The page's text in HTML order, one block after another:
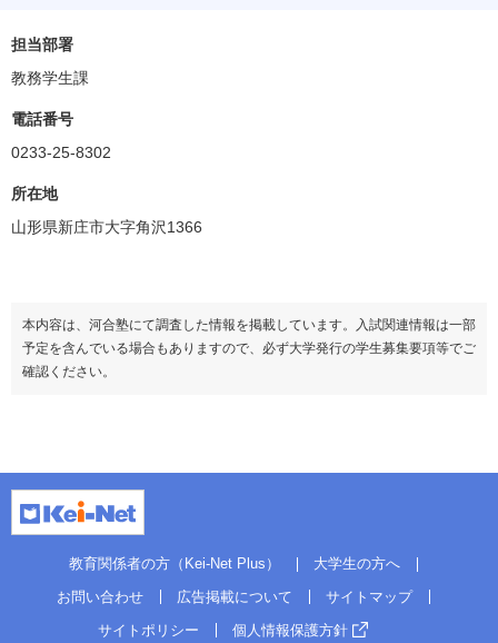
担当部署
教務学生課
電話番号
0233-25-8302
所在地
山形県新庄市大字角沢1366
本内容は、河合塾にて調査した情報を掲載しています。入試関連情報は一部
予定を含んでいる場合もありますので、必ず大学発行の学生募集要項等でご
確認ください。
教育関係者の方（Kei-Net Plus）
大学生の方へ
お問い合わせ
広告掲載について
サイトマップ
サイトポリシー
個人情報保護方針